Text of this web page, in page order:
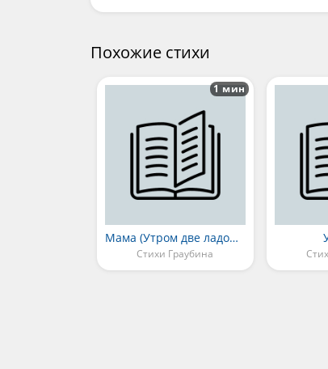
Похожие стихи
Мама (Утром две ладони)
Стихи Граубина
1 мин